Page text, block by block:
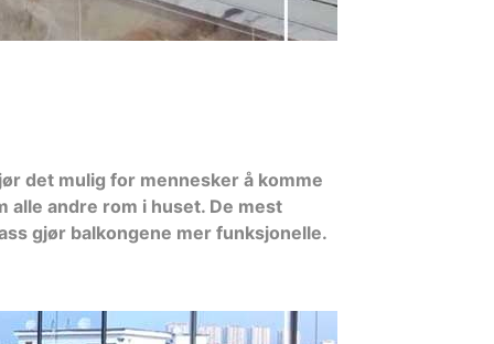
det mulig for mennesker å komme
andre rom i huset. De mest
gjør balkongene mer funksjonelle.